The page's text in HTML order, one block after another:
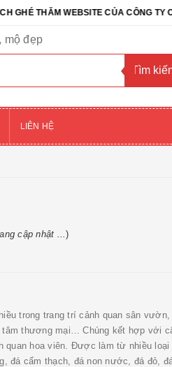
THĂM WEBSITE CỦA CÔNG TY CỔ
mộ đẹp
LIÊN HỆ
cập nhật ...)
trong trang trí cảnh quan sân vườn,
tâm thương mại… Chúng kết hợp với
quan hoa viên. Được làm từ nhiều loại
đá cẩm thạch, đá non nước, đá đỏ,